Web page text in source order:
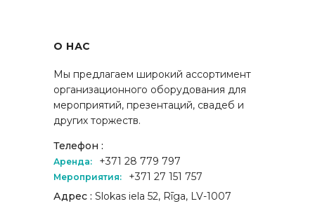
О НАС
Мы предлагаем широкий ассортимент
организационного оборудования для
мероприятий, презентаций, свадеб и
других торжеств.
Телефон :
Аренда: +371 28 779 797
Мероприятия:
+371 27 151 757
Адрес : Slokas iela 52, Rīga, LV-1007